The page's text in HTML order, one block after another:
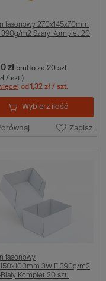
fasonowy 270x145x70mm
390g/m2 Szary Komplet 20
zł brutto za 20 szt.
/ szt.)
od 1,32 zł / szt.
Zapisz
Wybierz ilość
fasonowy
3W E 390g/m2
Biały Komplet 20 szt.